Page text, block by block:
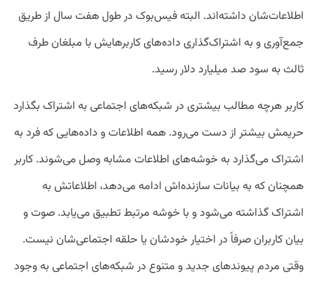
اطلاعات‌شان داشته‌اند. البته فیس‌بوک در طول هفت سال از طریق
جمع‌آوری و به اشتراک‌گذاری داده‌های کاربرهایش با مبلغان طرف
ثالث به سود صد میلیارد دلار رسید.
کاربر هرچه مطالب بیشتری در شبکه‌های اجتماعی به اشتراک بگذارد
حریمش بیشتر از دست می‌رود. همه اطلاعات و داده‌هایی که فرد به
اشتراک می‌گذارد به خوشه‌های اطلاعات مشابه وصل می‌شوند. کاربر
همچنان که به بیانات سازنده‌اش ادامه می‌دهد، اطلاعاتش به
اشتراک گذاشته می‌شود و با خوشه مرتبط تطبیق می‌یابد. صوت و
بیان کاربران صرفاً در اختیار خودشان یا حلقه اجتماعی‌شان نیست.
وقتی مردم پیوندهای جدید و متنوع در شبکه‌های اجتماعی به وجود